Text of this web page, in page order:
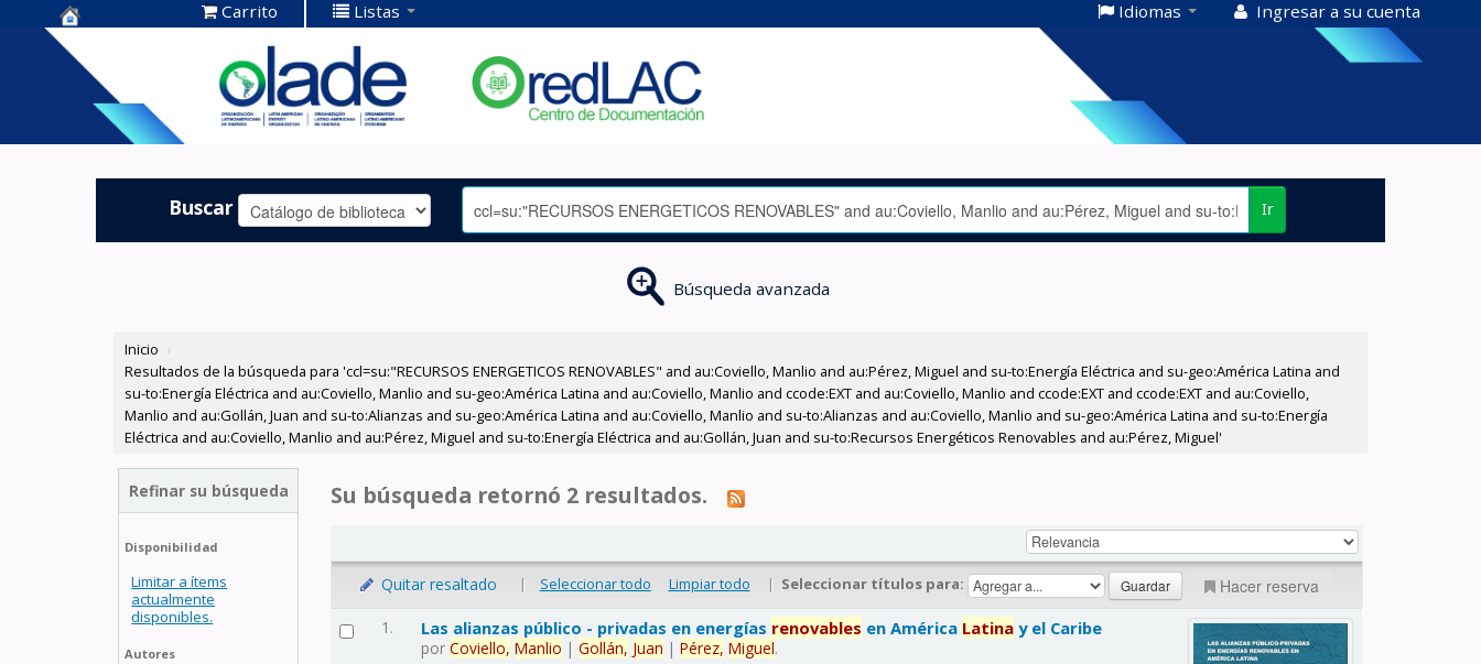
Centro de
Documentación
OLADE -
Carrito Listas Idiomas Ingresar a su cuenta
Buscar Ir
Búsqueda avanzada
Inicio ›
Resultados de la búsqueda para 'ccl=su:"RECURSOS ENERGETICOS RENOVABLES" and au:Coviello, Manlio and au:Pérez, Miguel and su-to:Energía Eléctrica and su-geo:América Latina and
su-to:Energía Eléctrica and au:Coviello, Manlio and su-geo:América Latina and au:Coviello, Manlio and ccode:EXT and au:Coviello, Manlio and ccode:EXT and ccode:EXT and au:Coviello,
Manlio and au:Gollán, Juan and su-to:Alianzas and su-geo:América Latina and au:Coviello, Manlio and su-to:Alianzas and au:Coviello, Manlio and su-geo:América Latina and su-to:Energía
Eléctrica and au:Coviello, Manlio and au:Pérez, Miguel and su-to:Energía Eléctrica and au:Gollán, Juan and su-to:Recursos Energéticos Renovables and au:Pérez, Miguel'
Refinar su búsqueda
Disponibilidad
Limitar a ítems
actualmente
disponibles.
Autores
Su búsqueda retornó 2 resultados.
Quitar resaltado | Seleccionar todo Limpiar todo | Seleccionar títulos para: Hacer reserva
1. Las alianzas público - privadas en energías renovables en América Latina y el Caribe
porCoviello, Manlio |Gollán, Juan |Pérez, Miguel.